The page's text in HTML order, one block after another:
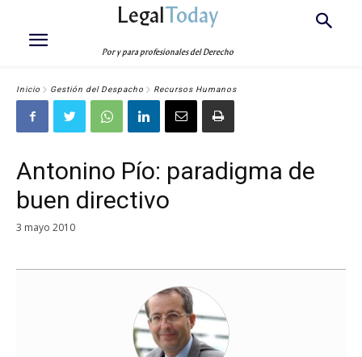
LegalToday
Por y para profesionales del Derecho
Inicio Gestión del Despacho Recursos Humanos
Antonino Pío: paradigma de
buen directivo
3 mayo 2010